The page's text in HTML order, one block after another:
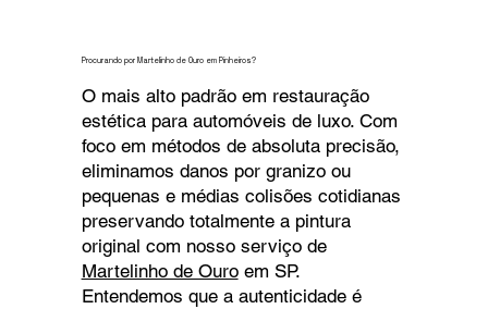
Procurando por Martelinho de Ouro em Pinheiros?
O mais alto padrão em restauração
estética para automóveis de luxo. Com
foco em métodos de absoluta precisão,
eliminamos danos por granizo ou
pequenas e médias colisões cotidianas
preservando totalmente a pintura
original com nosso serviço de
Martelinho de Ouroem SP.
Entendemos que a autenticidade é